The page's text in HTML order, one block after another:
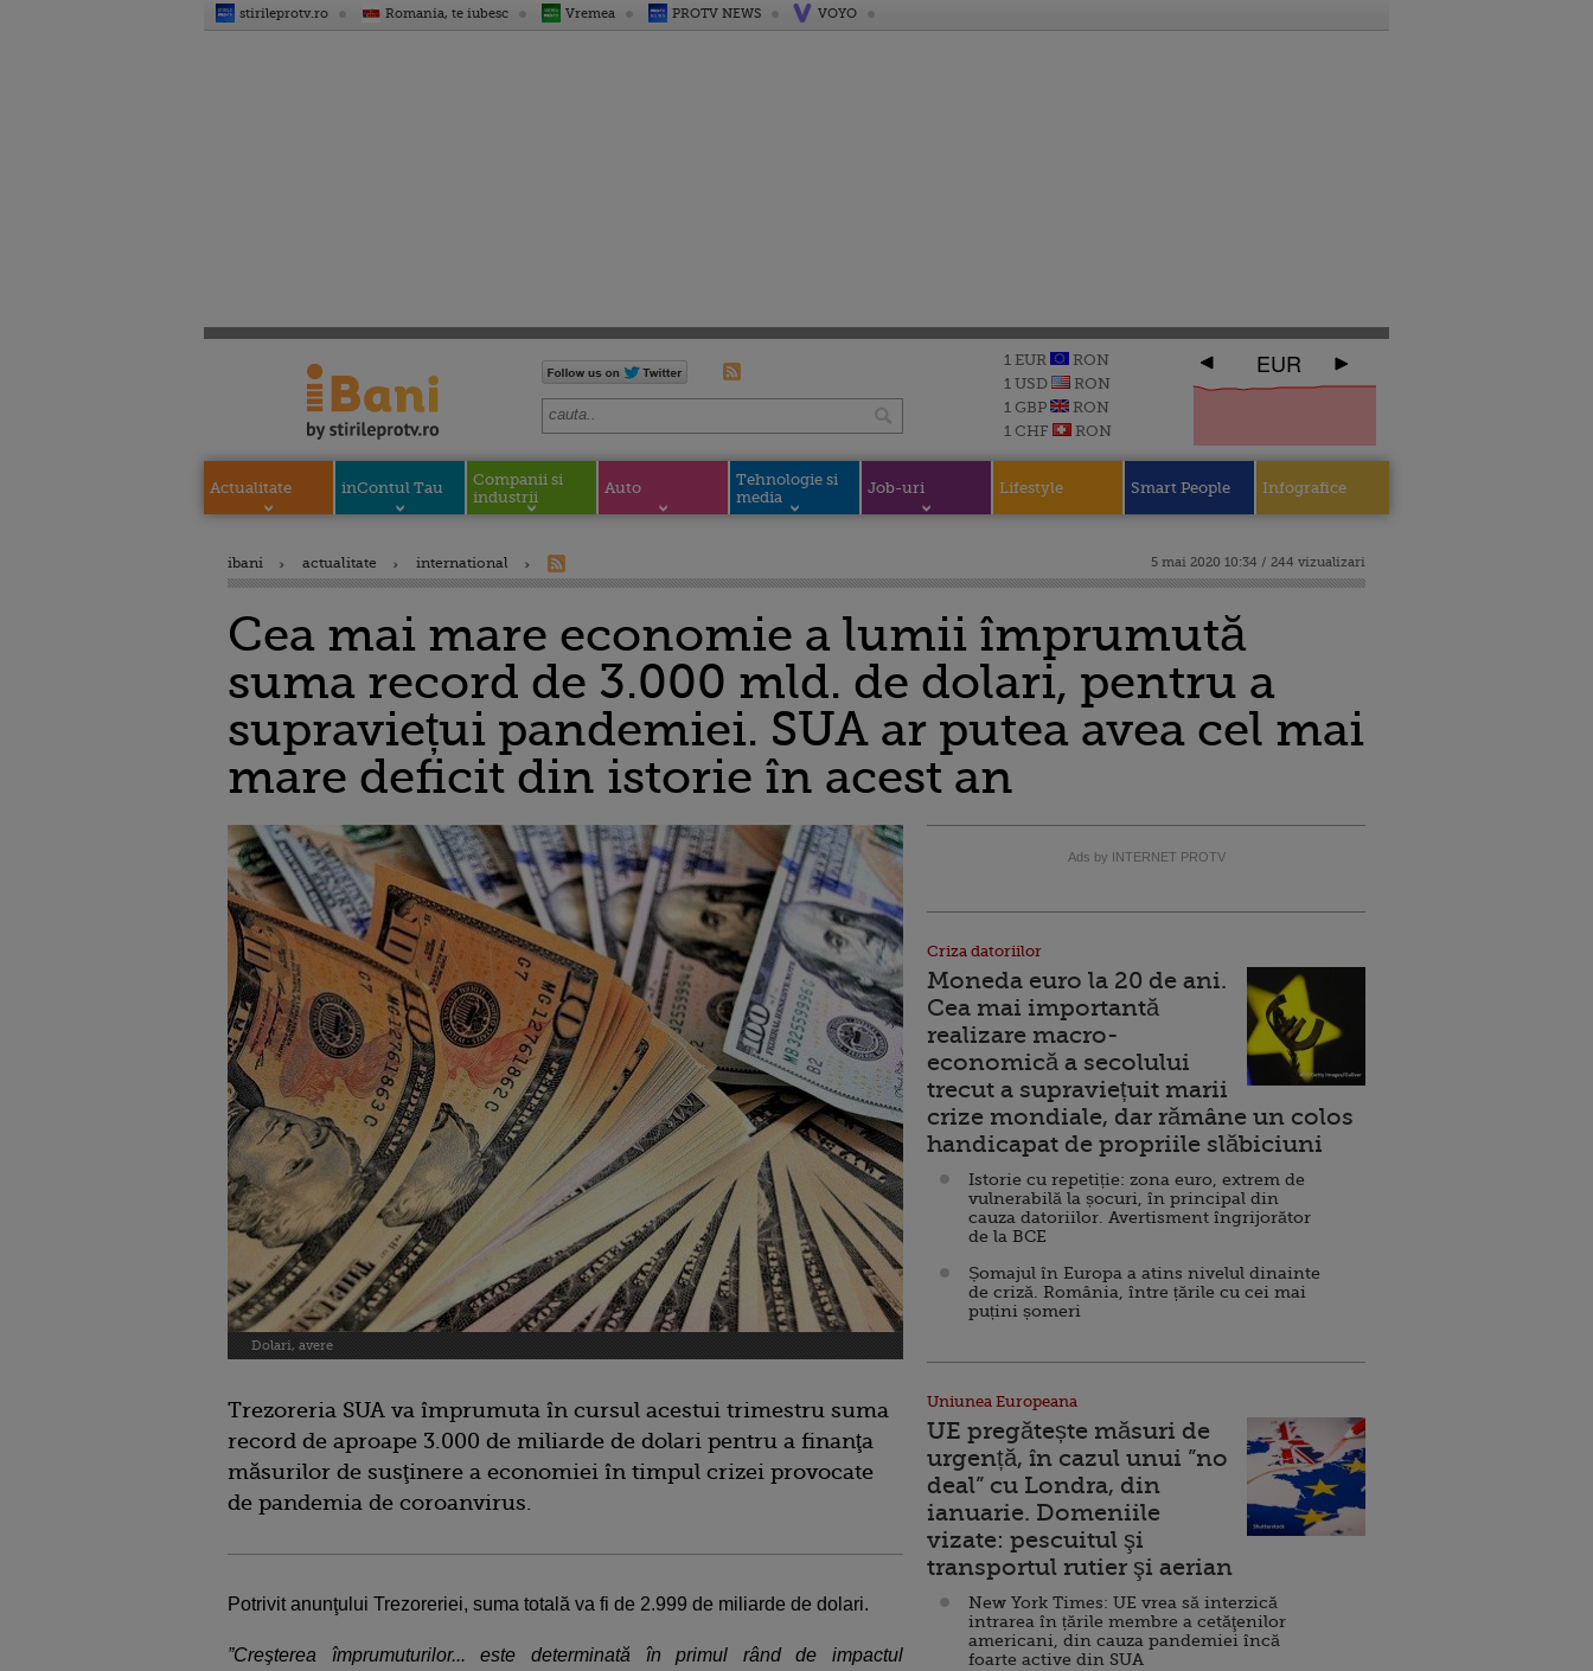
stirileprotv.ro Romania, te iubesc Vremea PROTV NEWS VOYO
1 EUR
RON
1 USD
RON
1 GBP
RON
1 CHF
RON
EUR
Actualitate inContul Tau
Companii si
industrii
Auto
Tehnologie si
media
Job-uri Lifestyle Smart People Infografice
ibani actualitate international 5 mai 2020 10:34 / 244 vizualizari
Cea mai mare economie a lumii împrumută
suma record de 3.000 mld. de dolari, pentru a
supraviețui pandemiei. SUA ar putea avea cel mai
mare deficit din istorie în acest an
Dolari, avere
Trezoreria SUA va împrumuta în cursul acestui trimestru suma
record de aproape 3.000 de miliarde de dolari pentru a finanţa
măsurilor de susţinere a economiei în timpul crizei provocate
de pandemia de coroanvirus.
Potrivit anunţului Trezoreriei, suma totală va fi de 2.999 de miliarde de dolari.
”Creşterea împrumuturilor... este determinată în primul rând de impactul
Ads by INTERNET PROTV
Criza datoriilor
Moneda euro la 20 de ani.
Cea mai importantă
realizare macro-
economică a secolului
trecut a supraviețuit marii
crize mondiale, dar rămâne un colos
handicapat de propriile slăbiciuni
Istorie cu repetiție: zona euro, extrem de
vulnerabilă la șocuri, în principal din
cauza datoriilor. Avertisment îngrijorător
de la BCE
Șomajul în Europa a atins nivelul dinainte
de criză. România, între țările cu cei mai
puțini șomeri
Uniunea Europeana
UE pregătește măsuri de
urgență, în cazul unui ”no
deal” cu Londra, din
ianuarie. Domeniile
vizate: pescuitul şi
transportul rutier şi aerian
New York Times: UE vrea să interzică
intrarea în țările membre a cetăţenilor
americani, din cauza pandemiei încă
foarte active din SUA